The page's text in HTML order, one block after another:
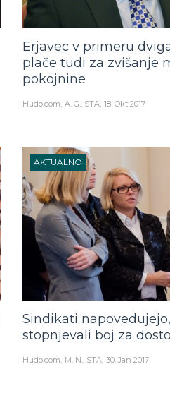
Erjavec v primeru
plače tudi za zvišanje
pokojnine
Hudo.com A. G., STA 18. Okt 2017
AKTUALNO
Sindikati
stopnjevali boj za
Hudo.com M. N., STA 30. Jan 2017